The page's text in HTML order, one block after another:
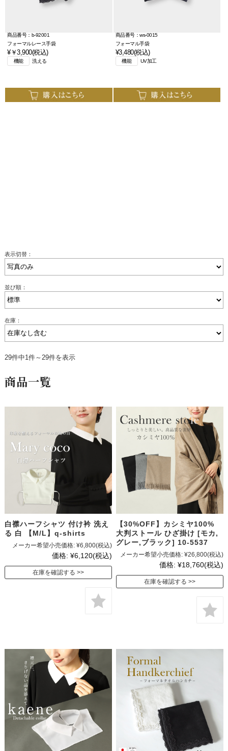
表示切替：
並び順：
在庫：
29件中1件～29件を表示
商品一覧
白襟ハーフシャツ 付け衿 洗え
る 白 【M/L】q-shirts
メーカー希望小売価格: ¥6,800(税込)
価格: ¥6,120(税込)
在庫を確認する
【30%OFF】カシミヤ100%
大判ストール ひざ掛け [モカ,
グレー,ブラック] 10-5537
メーカー希望小売価格: ¥26,800(税込)
価格: ¥18,760(税込)
在庫を確認する